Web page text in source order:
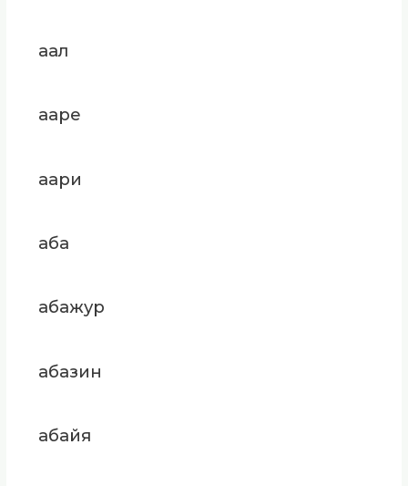
аал
ааре
аари
аба
абажур
абазин
абайя